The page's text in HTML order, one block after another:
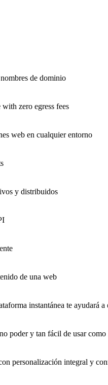
de dominio
zero egress fees
web en cualquier entorno
y distribuidos
de una web
instantánea te ayudará
poder y tan fácil de usar como
personalización integral y